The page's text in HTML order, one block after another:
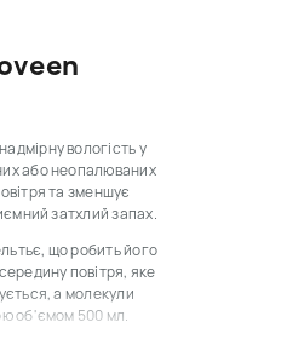
вологість у
або неопалюваних
та зменшує
затхлий запах.
що робить його
повітря, яке
а молекули
об'ємом 500 мл.